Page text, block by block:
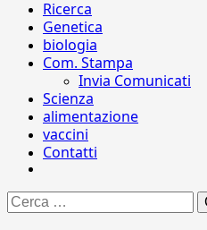
Ricerca
Genetica
biologia
Com. Stampa
Invia Comunicati
Scienza
alimentazione
vaccini
Contatti
Ricerca
per: